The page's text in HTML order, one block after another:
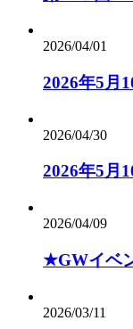
2026/04/01
2026年5月
2026/04/30
2026年5月
2026/04/09
★GWイベ
2026/03/11